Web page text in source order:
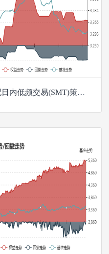
基于时域分形的相似性匹配日内低频交易(SMT)策略Java版